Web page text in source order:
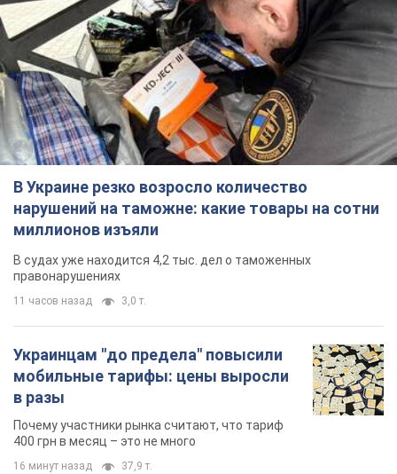
В Украине резко возросло количество
нарушений на таможне: какие товары на сотни
миллионов изъяли
В судах уже находится 4,2 тыс. дел о таможенных
правонарушениях
11 часов назад 3,0 т.
Украинцам "до предела" повысили
мобильные тарифы: цены выросли
в разы
Почему участники рынка считают, что тариф
400 грн в месяц – это не много
16 минут назад 37,9 т.